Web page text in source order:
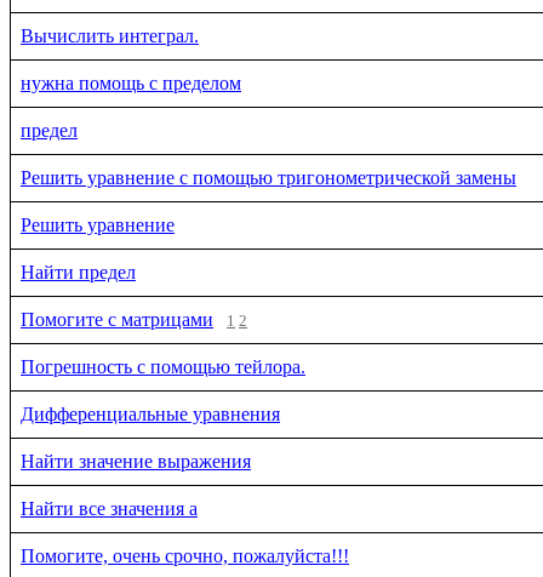
Вычислить интеграл.
нужна помощь с пределом
предел
Решить уравнение с помощью тригонометрической замены
Решить уравнение
Найти предел
Помогите с матрицами 1 2
Погрешность с помощью тейлора.
Дифференциальные уравнения
Найти значение выражения
Найти все значения a
Помогите, очень срочно, пожалуйста!!!